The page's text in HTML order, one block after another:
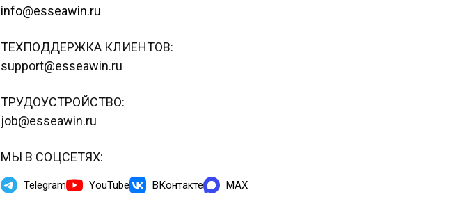
info@esseawin.ru
ТЕХПОДДЕРЖКА КЛИЕНТОВ:
support@esseawin.ru
ТРУДОУСТРОЙСТВО:
job@esseawin.ru
МЫ В СОЦСЕТЯХ:
Telegram YouTube ВКонтакте MAX